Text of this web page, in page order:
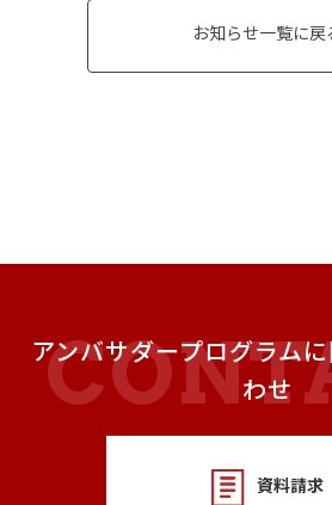
お知らせ一覧に戻
アンバサダープログラム
わせ
資料請求